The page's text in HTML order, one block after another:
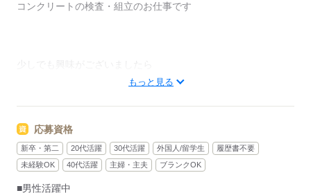
コンクリートの検査・組立のお仕事です
もっと見る
応募資格
新卒・第二 20代活躍 30代活躍 外国人/留学生
履歴書不要
未経験OK
40代活躍 主婦・主夫 ブランクOK
■男性活躍中